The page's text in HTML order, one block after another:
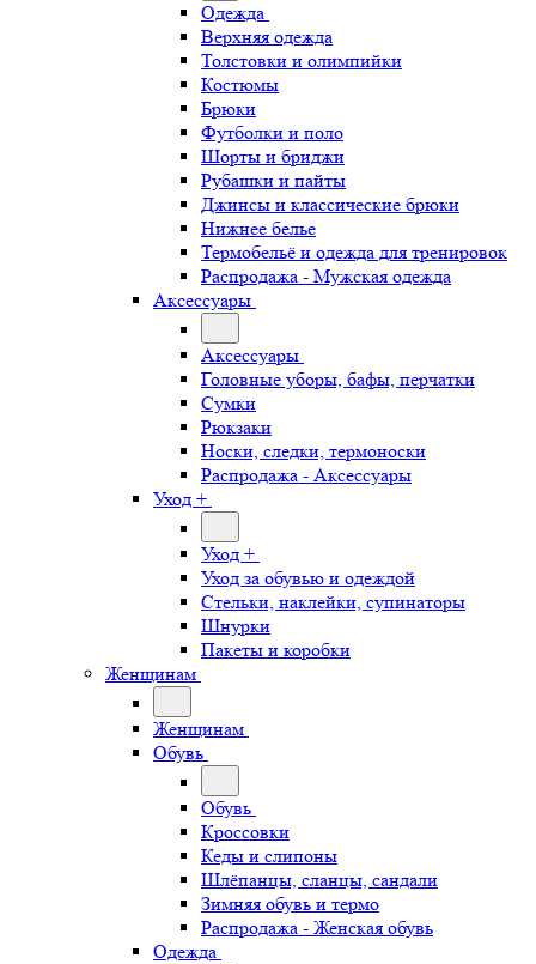
Одежда
Верхняя одежда
Толстовки и олимпийки
Костюмы
Брюки
Футболки и поло
Шорты и бриджи
Рубашки и пайты
Джинсы и классические брюки
Нижнее белье
Термобельё и одежда для тренировок
Распродажа - Мужская одежда
Аксессуары
Аксессуары
Головные уборы, бафы, перчатки
Сумки
Рюкзаки
Носки, следки, термоноски
Распродажа - Аксессуары
Уход +
Уход +
Уход за обувью и одеждой
Стельки, наклейки, супинаторы
Шнурки
Пакеты и коробки
Женщинам
Женщинам
Обувь
Обувь
Кроссовки
Кеды и слипоны
Шлёпанцы, сланцы, сандали
Зимняя обувь и термо
Распродажа - Женская обувь
Одежда